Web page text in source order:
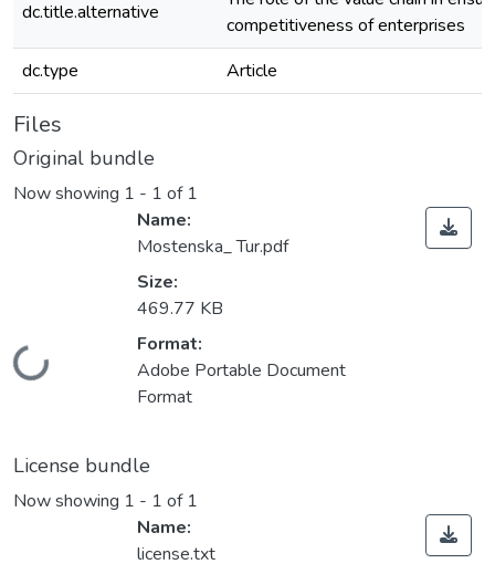
dc.title.alternative
competitiveness of enterprises
dc.type
Article
Files
Original bundle
Now showing 1 - 1 of 1
Loading...
Name:
Mostenska_ Tur.pdf
Size:
469.77 KB
Format:
Adobe Portable Document
Format
License bundle
Now showing 1 - 1 of 1
Name:
license.txt